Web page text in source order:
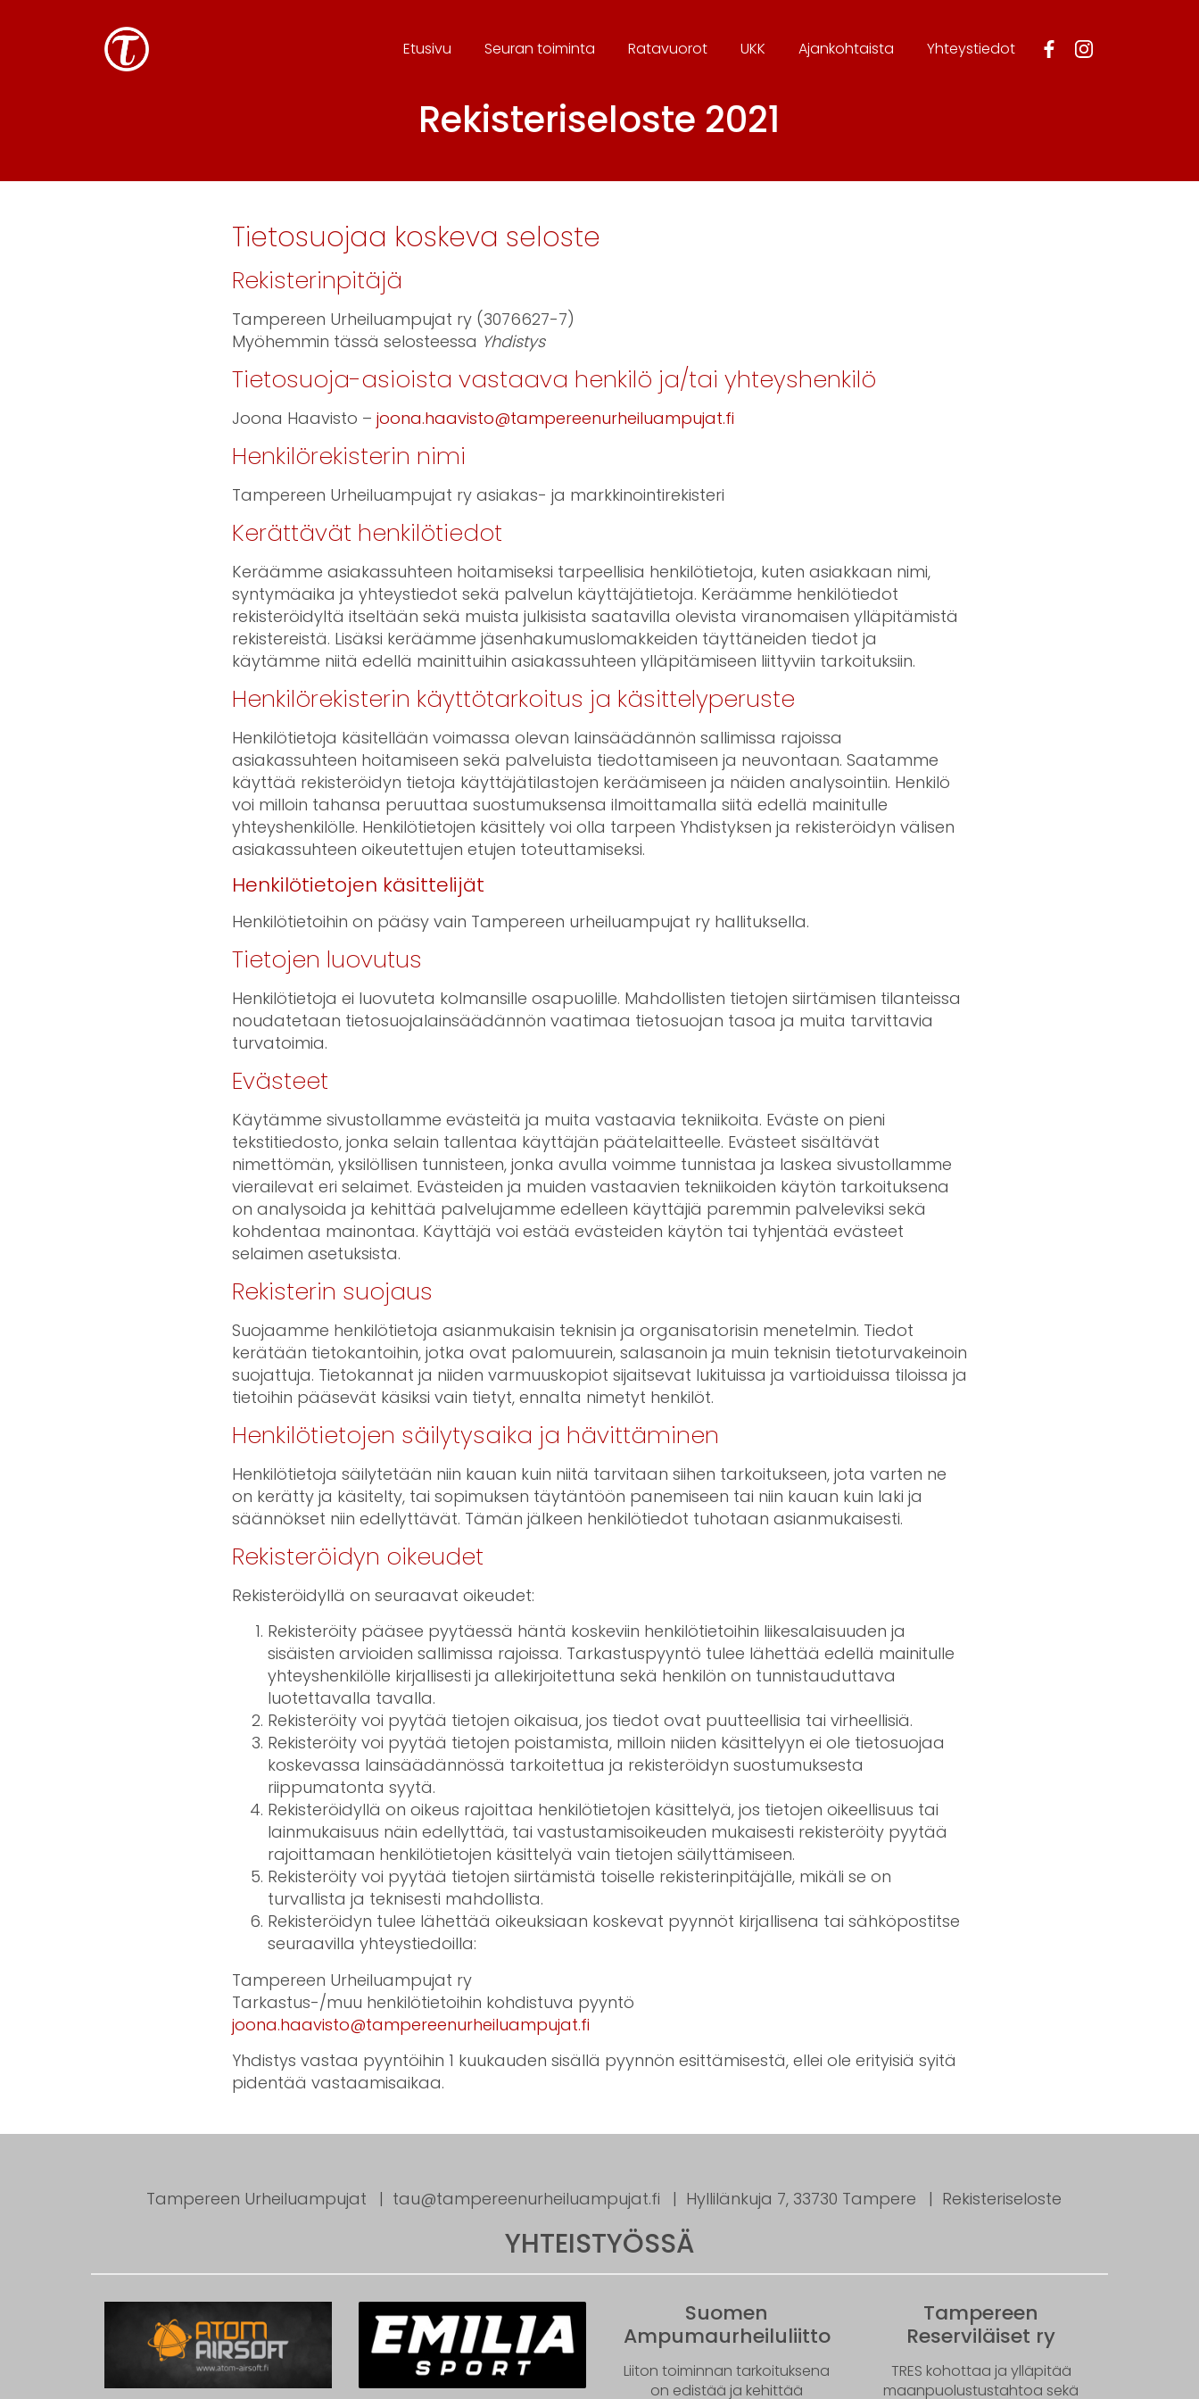
Etusivu Seuran toiminta Ratavuorot UKK Ajankohtaista Yhteystiedot
Rekisteriseloste 2021
Tietosuojaa koskeva seloste
Rekisterinpitäjä
Tampereen Urheiluampujat ry (3076627-7)
Myöhemmin tässä selosteessa Yhdistys
Tietosuoja-asioista vastaava henkilö ja/tai yhteyshenkilö
Joona Haavisto – joona.haavisto@tampereenurheiluampujat.fi
Henkilörekisterin nimi
Tampereen Urheiluampujat ry asiakas- ja markkinointirekisteri
Kerättävät henkilötiedot
Keräämme asiakassuhteen hoitamiseksi tarpeellisia henkilötietoja, kuten asiakkaan nimi,
syntymäaika ja yhteystiedot sekä palvelun käyttäjätietoja. Keräämme henkilötiedot
rekisteröidyltä itseltään sekä muista julkisista saatavilla olevista viranomaisen ylläpitämistä
rekistereistä. Lisäksi keräämme jäsenhakumuslomakkeiden täyttäneiden tiedot ja
käytämme niitä edellä mainittuihin asiakassuhteen ylläpitämiseen liittyviin tarkoituksiin.
Henkilörekisterin käyttötarkoitus ja käsittelyperuste
Henkilötietoja käsitellään voimassa olevan lainsäädännön sallimissa rajoissa
asiakassuhteen hoitamiseen sekä palveluista tiedottamiseen ja neuvontaan. Saatamme
käyttää rekisteröidyn tietoja käyttäjätilastojen keräämiseen ja näiden analysointiin. Henkilö
voi milloin tahansa peruuttaa suostumuksensa ilmoittamalla siitä edellä mainitulle
yhteyshenkilölle. Henkilötietojen käsittely voi olla tarpeen Yhdistyksen ja rekisteröidyn välisen
asiakassuhteen oikeutettujen etujen toteuttamiseksi.
Henkilötietojen käsittelijät
Henkilötietoihin on pääsy vain Tampereen urheiluampujat ry hallituksella.
Tietojen luovutus
Henkilötietoja ei luovuteta kolmansille osapuolille. Mahdollisten tietojen siirtämisen tilanteissa
noudatetaan tietosuojalainsäädännön vaatimaa tietosuojan tasoa ja muita tarvittavia
turvatoimia.
Evästeet
Käytämme sivustollamme evästeitä ja muita vastaavia tekniikoita. Eväste on pieni
tekstitiedosto, jonka selain tallentaa käyttäjän päätelaitteelle. Evästeet sisältävät
nimettömän, yksilöllisen tunnisteen, jonka avulla voimme tunnistaa ja laskea sivustollamme
vierailevat eri selaimet. Evästeiden ja muiden vastaavien tekniikoiden käytön tarkoituksena
on analysoida ja kehittää palvelujamme edelleen käyttäjiä paremmin palveleviksi sekä
kohdentaa mainontaa. Käyttäjä voi estää evästeiden käytön tai tyhjentää evästeet
selaimen asetuksista.
Rekisterin suojaus
Suojaamme henkilötietoja asianmukaisin teknisin ja organisatorisin menetelmin. Tiedot
kerätään tietokantoihin, jotka ovat palomuurein, salasanoin ja muin teknisin tietoturvakeinoin
suojattuja. Tietokannat ja niiden varmuuskopiot sijaitsevat lukituissa ja vartioiduissa tiloissa ja
tietoihin pääsevät käsiksi vain tietyt, ennalta nimetyt henkilöt.
Henkilötietojen säilytysaika ja hävittäminen
Henkilötietoja säilytetään niin kauan kuin niitä tarvitaan siihen tarkoitukseen, jota varten ne
on kerätty ja käsitelty, tai sopimuksen täytäntöön panemiseen tai niin kauan kuin laki ja
säännökset niin edellyttävät. Tämän jälkeen henkilötiedot tuhotaan asianmukaisesti.
Rekisteröidyn oikeudet
Rekisteröidyllä on seuraavat oikeudet:
Rekisteröity pääsee pyytäessä häntä koskeviin henkilötietoihin liikesalaisuuden ja
sisäisten arvioiden sallimissa rajoissa. Tarkastuspyyntö tulee lähettää edellä mainitulle
yhteyshenkilölle kirjallisesti ja allekirjoitettuna sekä henkilön on tunnistauduttava
luotettavalla tavalla.
Rekisteröity voi pyytää tietojen oikaisua, jos tiedot ovat puutteellisia tai virheellisiä.
Rekisteröity voi pyytää tietojen poistamista, milloin niiden käsittelyyn ei ole tietosuojaa
koskevassa lainsäädännössä tarkoitettua ja rekisteröidyn suostumuksesta
riippumatonta syytä.
Rekisteröidyllä on oikeus rajoittaa henkilötietojen käsittelyä, jos tietojen oikeellisuus tai
lainmukaisuus näin edellyttää, tai vastustamisoikeuden mukaisesti rekisteröity pyytää
rajoittamaan henkilötietojen käsittelyä vain tietojen säilyttämiseen.
Rekisteröity voi pyytää tietojen siirtämistä toiselle rekisterinpitäjälle, mikäli se on
turvallista ja teknisesti mahdollista.
Rekisteröidyn tulee lähettää oikeuksiaan koskevat pyynnöt kirjallisena tai sähköpostitse
seuraavilla yhteystiedoilla:
Tampereen Urheiluampujat ry
Tarkastus-/muu henkilötietoihin kohdistuva pyyntö
joona.haavisto@tampereenurheiluampujat.fi
Yhdistys vastaa pyyntöihin 1 kuukauden sisällä pyynnön esittämisestä, ellei ole erityisiä syitä
pidentää vastaamisaikaa.
Tampereen Urheiluampujat tau@tampereenurheiluampujat.fi Hyllilänkuja 7, 33730 Tampere Rekisteriseloste
YHTEISTYÖSSÄ
Suomen
Ampumaurheiluliitto
Liiton toiminnan tarkoituksena
on edistää ja kehittää
Tampereen
Reserviläiset ry
TRES kohottaa ja ylläpitää
maanpuolustustahtoa sekä